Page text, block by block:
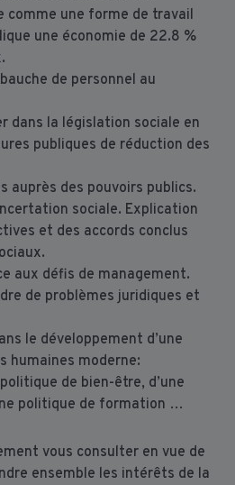
comme une forme de travail
une économie de 22.8 %
de personnel au
dans la législation sociale en
publiques de réduction des
auprès des pouvoirs publics.
sociale. Explication
et des accords conclus
aux défis de management.
de problèmes juridiques et
le développement d’une
humaines moderne:
de bien-être, d’une
politique de formation …
vous consulter en vue de
ensemble les intérêts de la